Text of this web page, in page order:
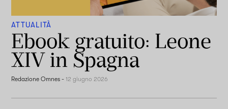
ATTUALITÀ
Ebook gratuito: Leone
XIV in Spagna
Redazione Omnes -12 giugno 2026